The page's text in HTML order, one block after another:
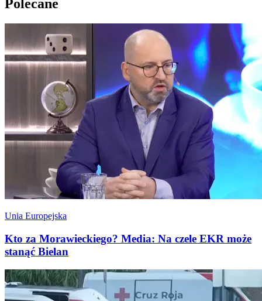
Polecane
Unia Europejska
Kto za Morawieckiego? Media: Na czele EKR może
stanąć Bielan